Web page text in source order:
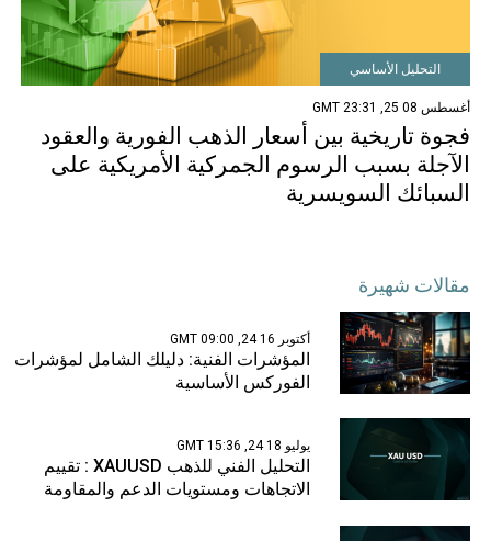
التحليل الأساسي
أغسطس 08 25, 23:31 GMT
فجوة تاريخية بين أسعار الذهب الفورية والعقود
الآجلة بسبب الرسوم الجمركية الأمريكية على
السبائك السويسرية
مقالات شهيرة
أكتوبر 16 24, 09:00 GMT
المؤشرات الفنية: دليلك الشامل لمؤشرات
الفوركس الأساسية
يوليو 18 24, 15:36 GMT
التحليل الفني للذهب XAUUSD : تقييم
الاتجاهات ومستويات الدعم والمقاومة